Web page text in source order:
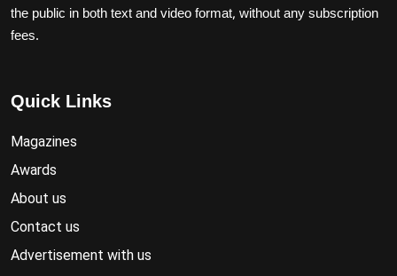
the public in both text and video format, without any subscription
fees.
Quick Links
Magazines
Awards
About us
Contact us
Advertisement with us